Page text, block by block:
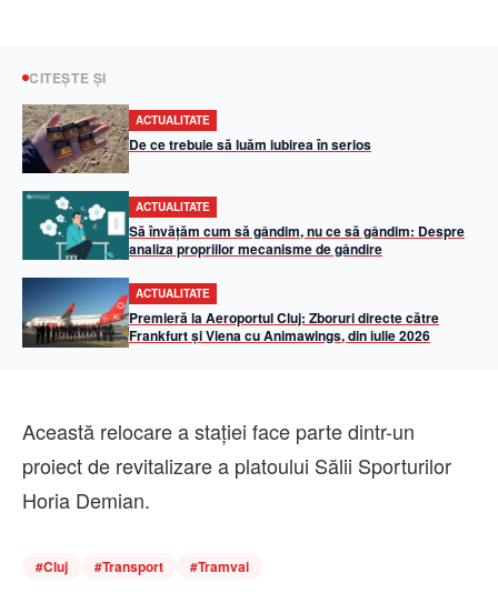
CITEȘTE ȘI
ACTUALITATE
De ce trebuie să luăm iubirea în serios
ACTUALITATE
Să învățăm cum să gândim, nu ce să gândim: Despre
analiza propriilor mecanisme de gândire
ACTUALITATE
Premieră la Aeroportul Cluj: Zboruri directe către
Frankfurt și Viena cu Animawings, din iulie 2026
Această relocare a stației face parte dintr-un
proiect de revitalizare a platoului Sălii Sporturilor
Horia Demian.
#Cluj #Transport #Tramvai